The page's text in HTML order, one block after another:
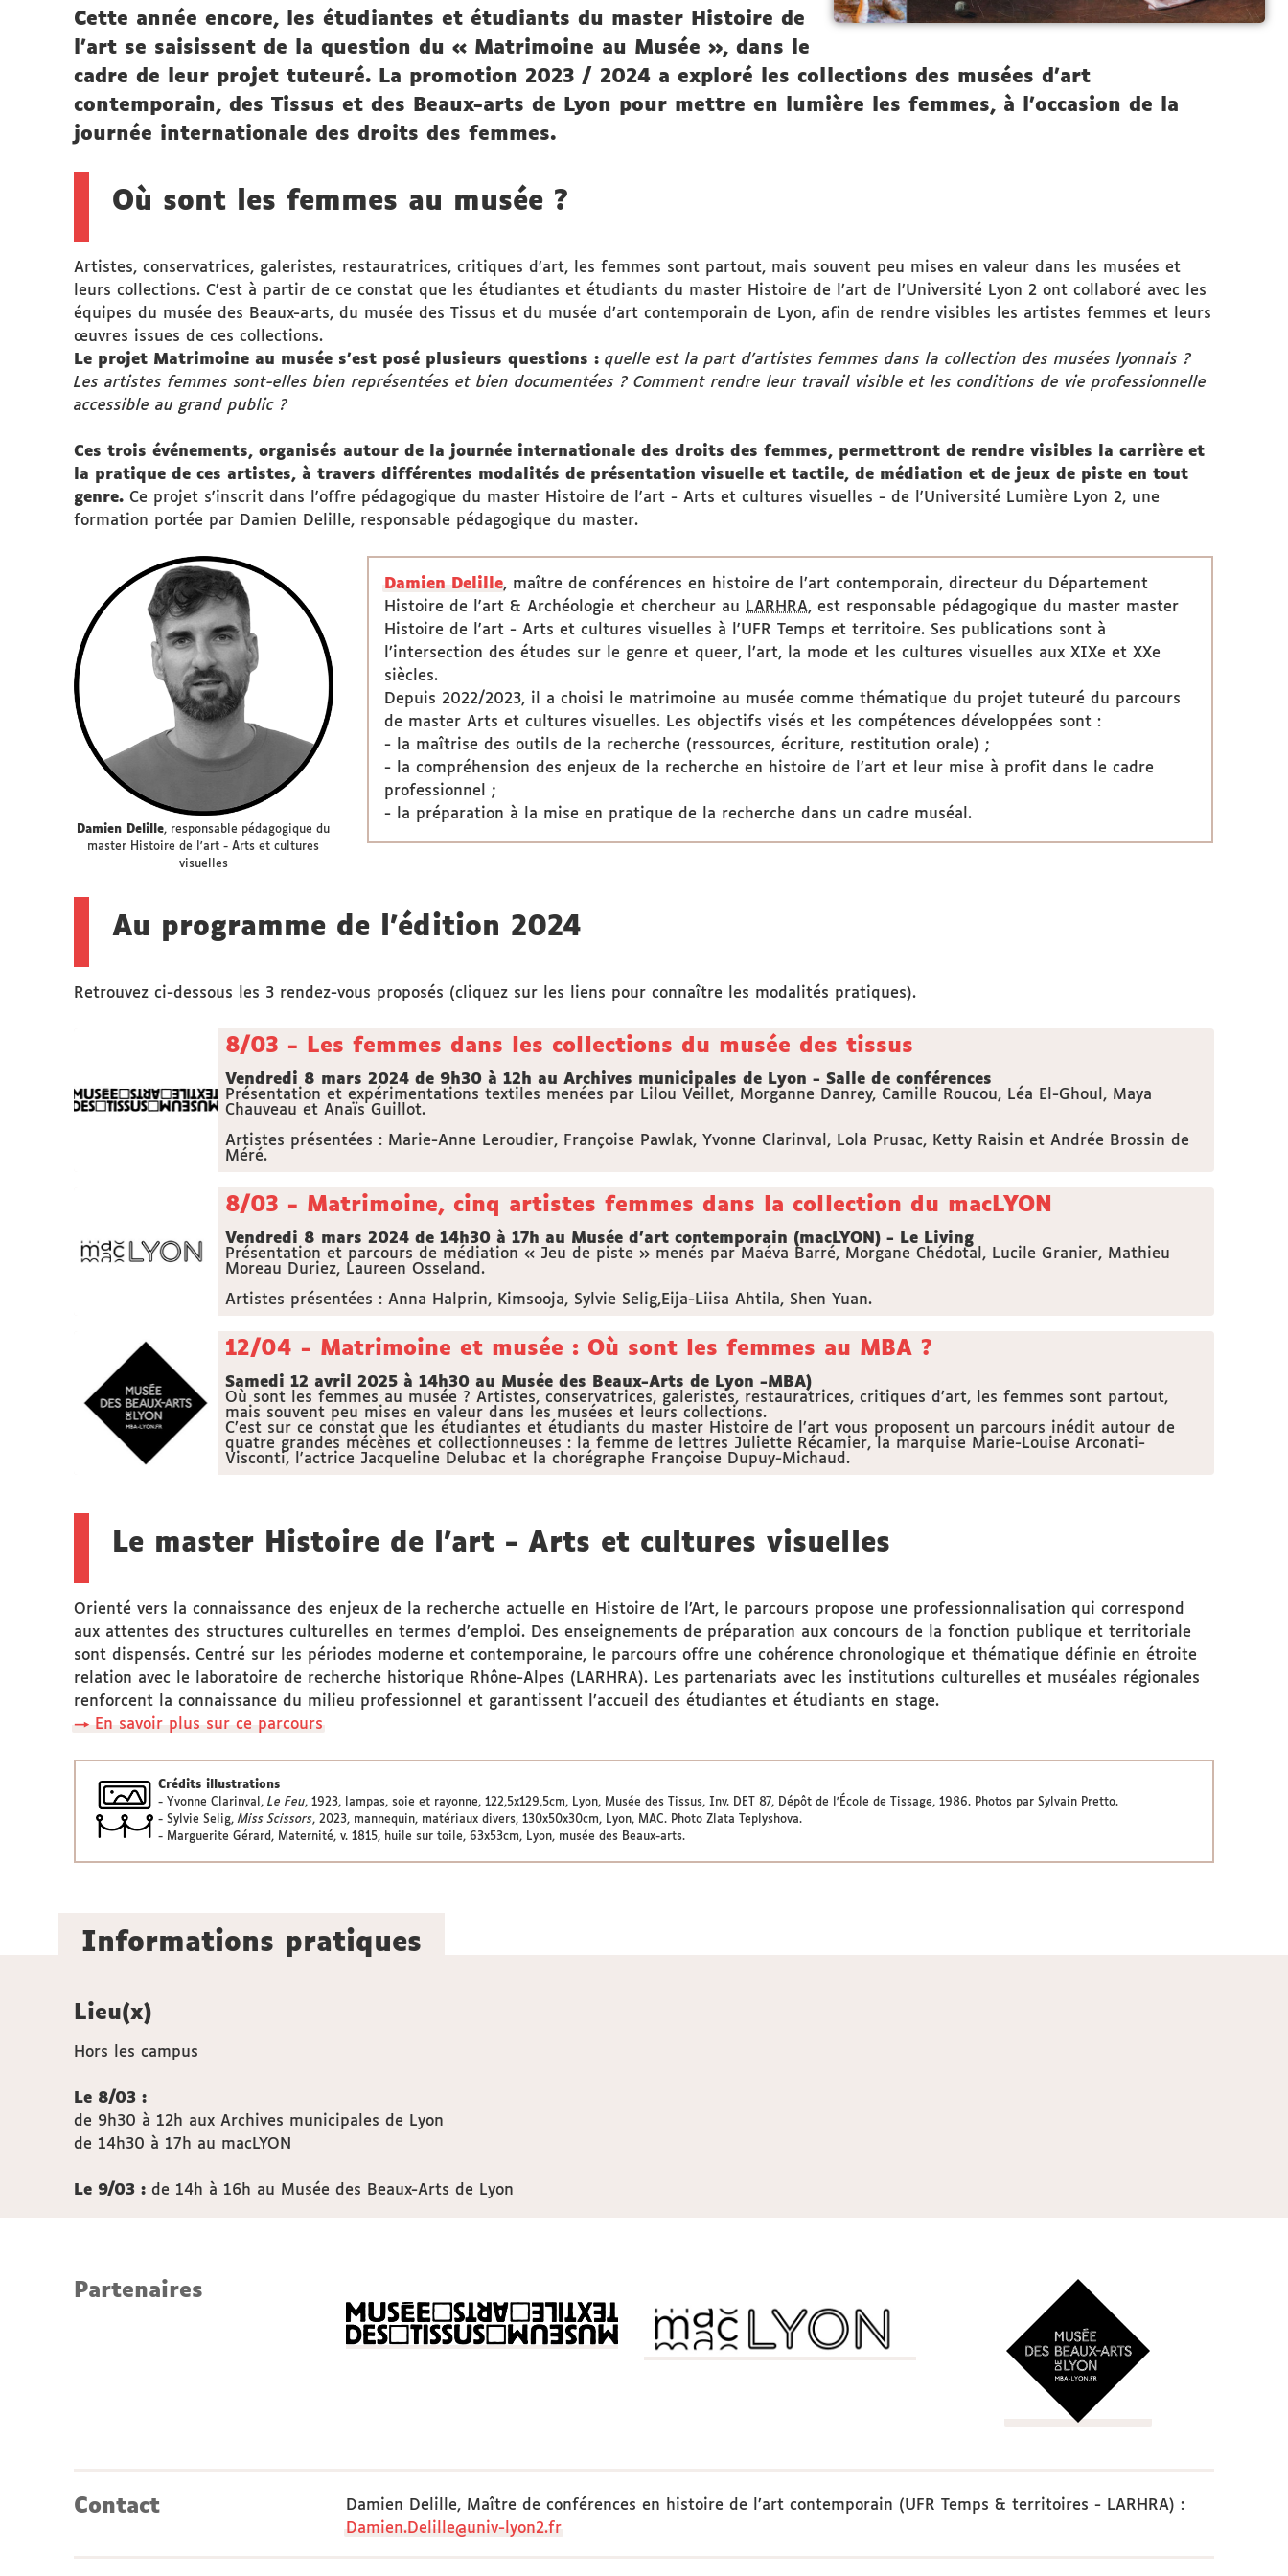
Cette année encore, les étudiantes et étudiants du master Histoire de
l'art se saisissent de la question du « Matrimoine au Musée », dans le
cadre de leur projet tuteuré. La promotion 2023 / 2024 a exploré les collections des musées d'art
contemporain, des Tissus et des Beaux-arts de Lyon pour mettre en lumière les femmes, à l'occasion de la
journée internationale des droits des femmes.
Où sont les femmes au musée ?
Artistes, conservatrices, galeristes, restauratrices, critiques d’art, les femmes sont partout, mais souvent peu mises en valeur dans les musées et
leurs collections. C’est à partir de ce constat que les étudiantes et étudiants du master Histoire de l’art de l’Université Lyon 2 ont collaboré avec les
équipes du musée des Beaux-arts, du musée des Tissus et du musée d’art contemporain de Lyon, afin de rendre visibles les artistes femmes et leurs
œuvres issues de ces collections.
Le projet Matrimoine au musée s’est posé plusieurs questions : quelle est la part d’artistes femmes dans la collection des musées lyonnais ?
Les artistes femmes sont-elles bien représentées et bien documentées ? Comment rendre leur travail visible et les conditions de vie professionnelle
accessible au grand public ?
Ces trois événements, organisés autour de la journée internationale des droits des femmes, permettront de rendre visibles la carrière et
la pratique de ces artistes, à travers différentes modalités de présentation visuelle et tactile, de médiation et de jeux de piste en tout
genre. Ce projet s'inscrit dans l'offre pédagogique du master Histoire de l'art - Arts et cultures visuelles - de l'Université Lumière Lyon 2, une
formation portée par Damien Delille, responsable pédagogique du master.
Damien Delille, responsable pédagogique du
master Histoire de l'art - Arts et cultures
visuelles
Damien Delille, maître de conférences en histoire de l’art contemporain, directeur du Département
Histoire de l'art & Archéologie et chercheur au LARHRA, est responsable pédagogique du master master
Histoire de l'art - Arts et cultures visuelles à l'UFR Temps et territoire. Ses publications sont à
l’intersection des études sur le genre et queer, l’art, la mode et les cultures visuelles aux XIXe et XXe
siècles.
Depuis 2022/2023, il a choisi le matrimoine au musée comme thématique du projet tuteuré du parcours
de master Arts et cultures visuelles. Les objectifs visés et les compétences développées sont :
- la maîtrise des outils de la recherche (ressources, écriture, restitution orale) ;
- la compréhension des enjeux de la recherche en histoire de l’art et leur mise à profit dans le cadre
professionnel ;
- la préparation à la mise en pratique de la recherche dans un cadre muséal.
Au programme de l'édition 2024
Retrouvez ci-dessous les 3 rendez-vous proposés (cliquez sur les liens pour connaître les modalités pratiques).
8/03 - Les femmes dans les collections du musée des tissus
Vendredi 8 mars 2024 de 9h30 à 12h au Archives municipales de Lyon - Salle de conférences
Présentation et expérimentations textiles menées par Lilou Veillet, Morganne Danrey, Camille Roucou, Léa El-Ghoul, Maya
Chauveau et Anaïs Guillot.
Artistes présentées : Marie-Anne Leroudier, Françoise Pawlak, Yvonne Clarinval, Lola Prusac, Ketty Raisin et Andrée Brossin de
Méré.
8/03 - Matrimoine, cinq artistes femmes dans la collection du macLYON
Vendredi 8 mars 2024 de 14h30 à 17h au Musée d'art contemporain (macLYON) - Le Living
Présentation et parcours de médiation « Jeu de piste » menés par Maéva Barré, Morgane Chédotal, Lucile Granier, Mathieu
Moreau Duriez, Laureen Osseland.
Artistes présentées : Anna Halprin, Kimsooja, Sylvie Selig,Eija-Liisa Ahtila, Shen Yuan.
12/04 - Matrimoine et musée : Où sont les femmes au MBA ?
Samedi 12 avril 2025 à 14h30 au Musée des Beaux-Arts de Lyon -MBA)
Où sont les femmes au musée ? Artistes, conservatrices, galeristes, restauratrices, critiques d’art, les femmes sont partout,
mais souvent peu mises en valeur dans les musées et leurs collections.
C’est sur ce constat que les étudiantes et étudiants du master Histoire de l’art vous proposent un parcours inédit autour de
quatre grandes mécènes et collectionneuses : la femme de lettres Juliette Récamier, la marquise Marie-Louise Arconati-
Visconti, l'actrice Jacqueline Delubac et la chorégraphe Françoise Dupuy-Michaud.
Le master Histoire de l'art - Arts et cultures visuelles
Orienté vers la connaissance des enjeux de la recherche actuelle en Histoire de l’Art, le parcours propose une professionnalisation qui correspond
aux attentes des structures culturelles en termes d’emploi. Des enseignements de préparation aux concours de la fonction publique et territoriale
sont dispensés. Centré sur les périodes moderne et contemporaine, le parcours offre une cohérence chronologique et thématique définie en étroite
relation avec le laboratoire de recherche historique Rhône-Alpes (LARHRA). Les partenariats avec les institutions culturelles et muséales régionales
renforcent la connaissance du milieu professionnel et garantissent l’accueil des étudiantes et étudiants en stage.
→ En savoir plus sur ce parcours
Crédits illustrations
- Yvonne Clarinval, Le Feu, 1923, lampas, soie et rayonne, 122,5x129,5cm, Lyon, Musée des Tissus, Inv. DET 87, Dépôt de l'École de Tissage, 1986. Photos par Sylvain Pretto.
- Sylvie Selig,Miss Scissors, 2023, mannequin, matériaux divers, 130x50x30cm, Lyon, MAC. Photo Zlata Teplyshova.
- Marguerite Gérard, Maternité, v. 1815, huile sur toile, 63x53cm, Lyon, musée des Beaux-arts.
Informations pratiques
Lieu(x)
Hors les campus
Le 8/03 :
de 9h30 à 12h aux Archives municipales de Lyon
de 14h30 à 17h au macLYON
Le 9/03 : de 14h à 16h au Musée des Beaux-Arts de Lyon
Partenaires
Contact Damien Delille, Maître de conférences en histoire de l’art contemporain (UFR Temps & territoires - LARHRA) :
Damien.Delille@univ-lyon2.fr